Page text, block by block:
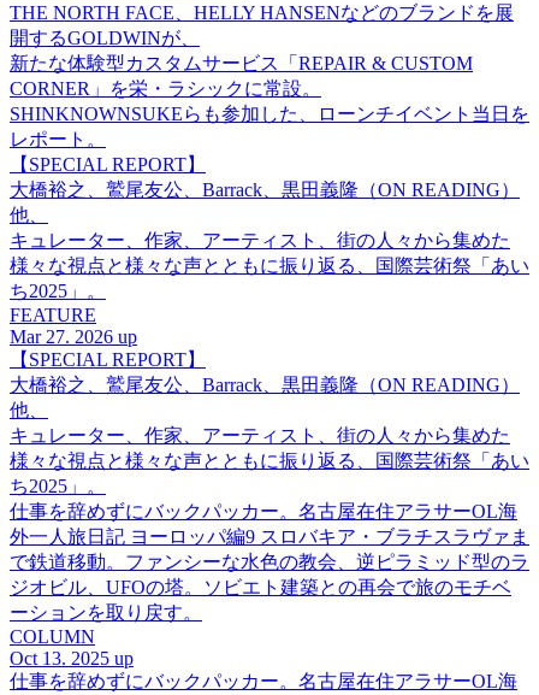
THE NORTH FACE、HELLY HANSENなどのブランドを展
開するGOLDWINが、
新たな体験型カスタムサービス「REPAIR & CUSTOM
CORNER」を栄・ラシックに常設。
SHINKNOWNSUKEらも参加した、ローンチイベント当日を
レポート。
【SPECIAL REPORT】
大橋裕之、鷲尾友公、Barrack、黒田義隆（ON READING）
他、
キュレーター、作家、アーティスト、街の人々から集めた
様々な視点と様々な声とともに振り返る、国際芸術祭「あい
ち2025」。
FEATURE
Mar 27. 2026 up
【SPECIAL REPORT】
大橋裕之、鷲尾友公、Barrack、黒田義隆（ON READING）
他、
キュレーター、作家、アーティスト、街の人々から集めた
様々な視点と様々な声とともに振り返る、国際芸術祭「あい
ち2025」。
仕事を辞めずにバックパッカー。名古屋在住アラサーOL海
外一人旅日記 ヨーロッパ編9 スロバキア・ブラチスラヴァま
で鉄道移動。ファンシーな水色の教会、逆ピラミッド型のラ
ジオビル、UFOの塔。ソビエト建築との再会で旅のモチベ
ーションを取り戻す。
COLUMN
Oct 13. 2025 up
仕事を辞めずにバックパッカー。名古屋在住アラサーOL海